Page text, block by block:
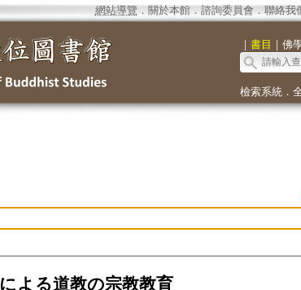
網站導覽 ． 關於本館． 諮詢委員會． 聯絡我
｜ 書目 ｜ 佛
檢索系統．
よる道教の宗教教育